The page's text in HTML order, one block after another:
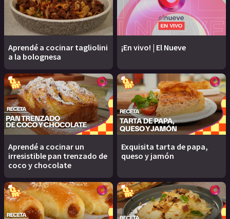
Aprendé a cocinar tagliolini
a la bolognesa
¡En vivo! | El Nueve
Aprendé a cocinar un
irresistible pan trenzado de
coco y chocolate
Exquisita tarta de papa,
queso y jamón